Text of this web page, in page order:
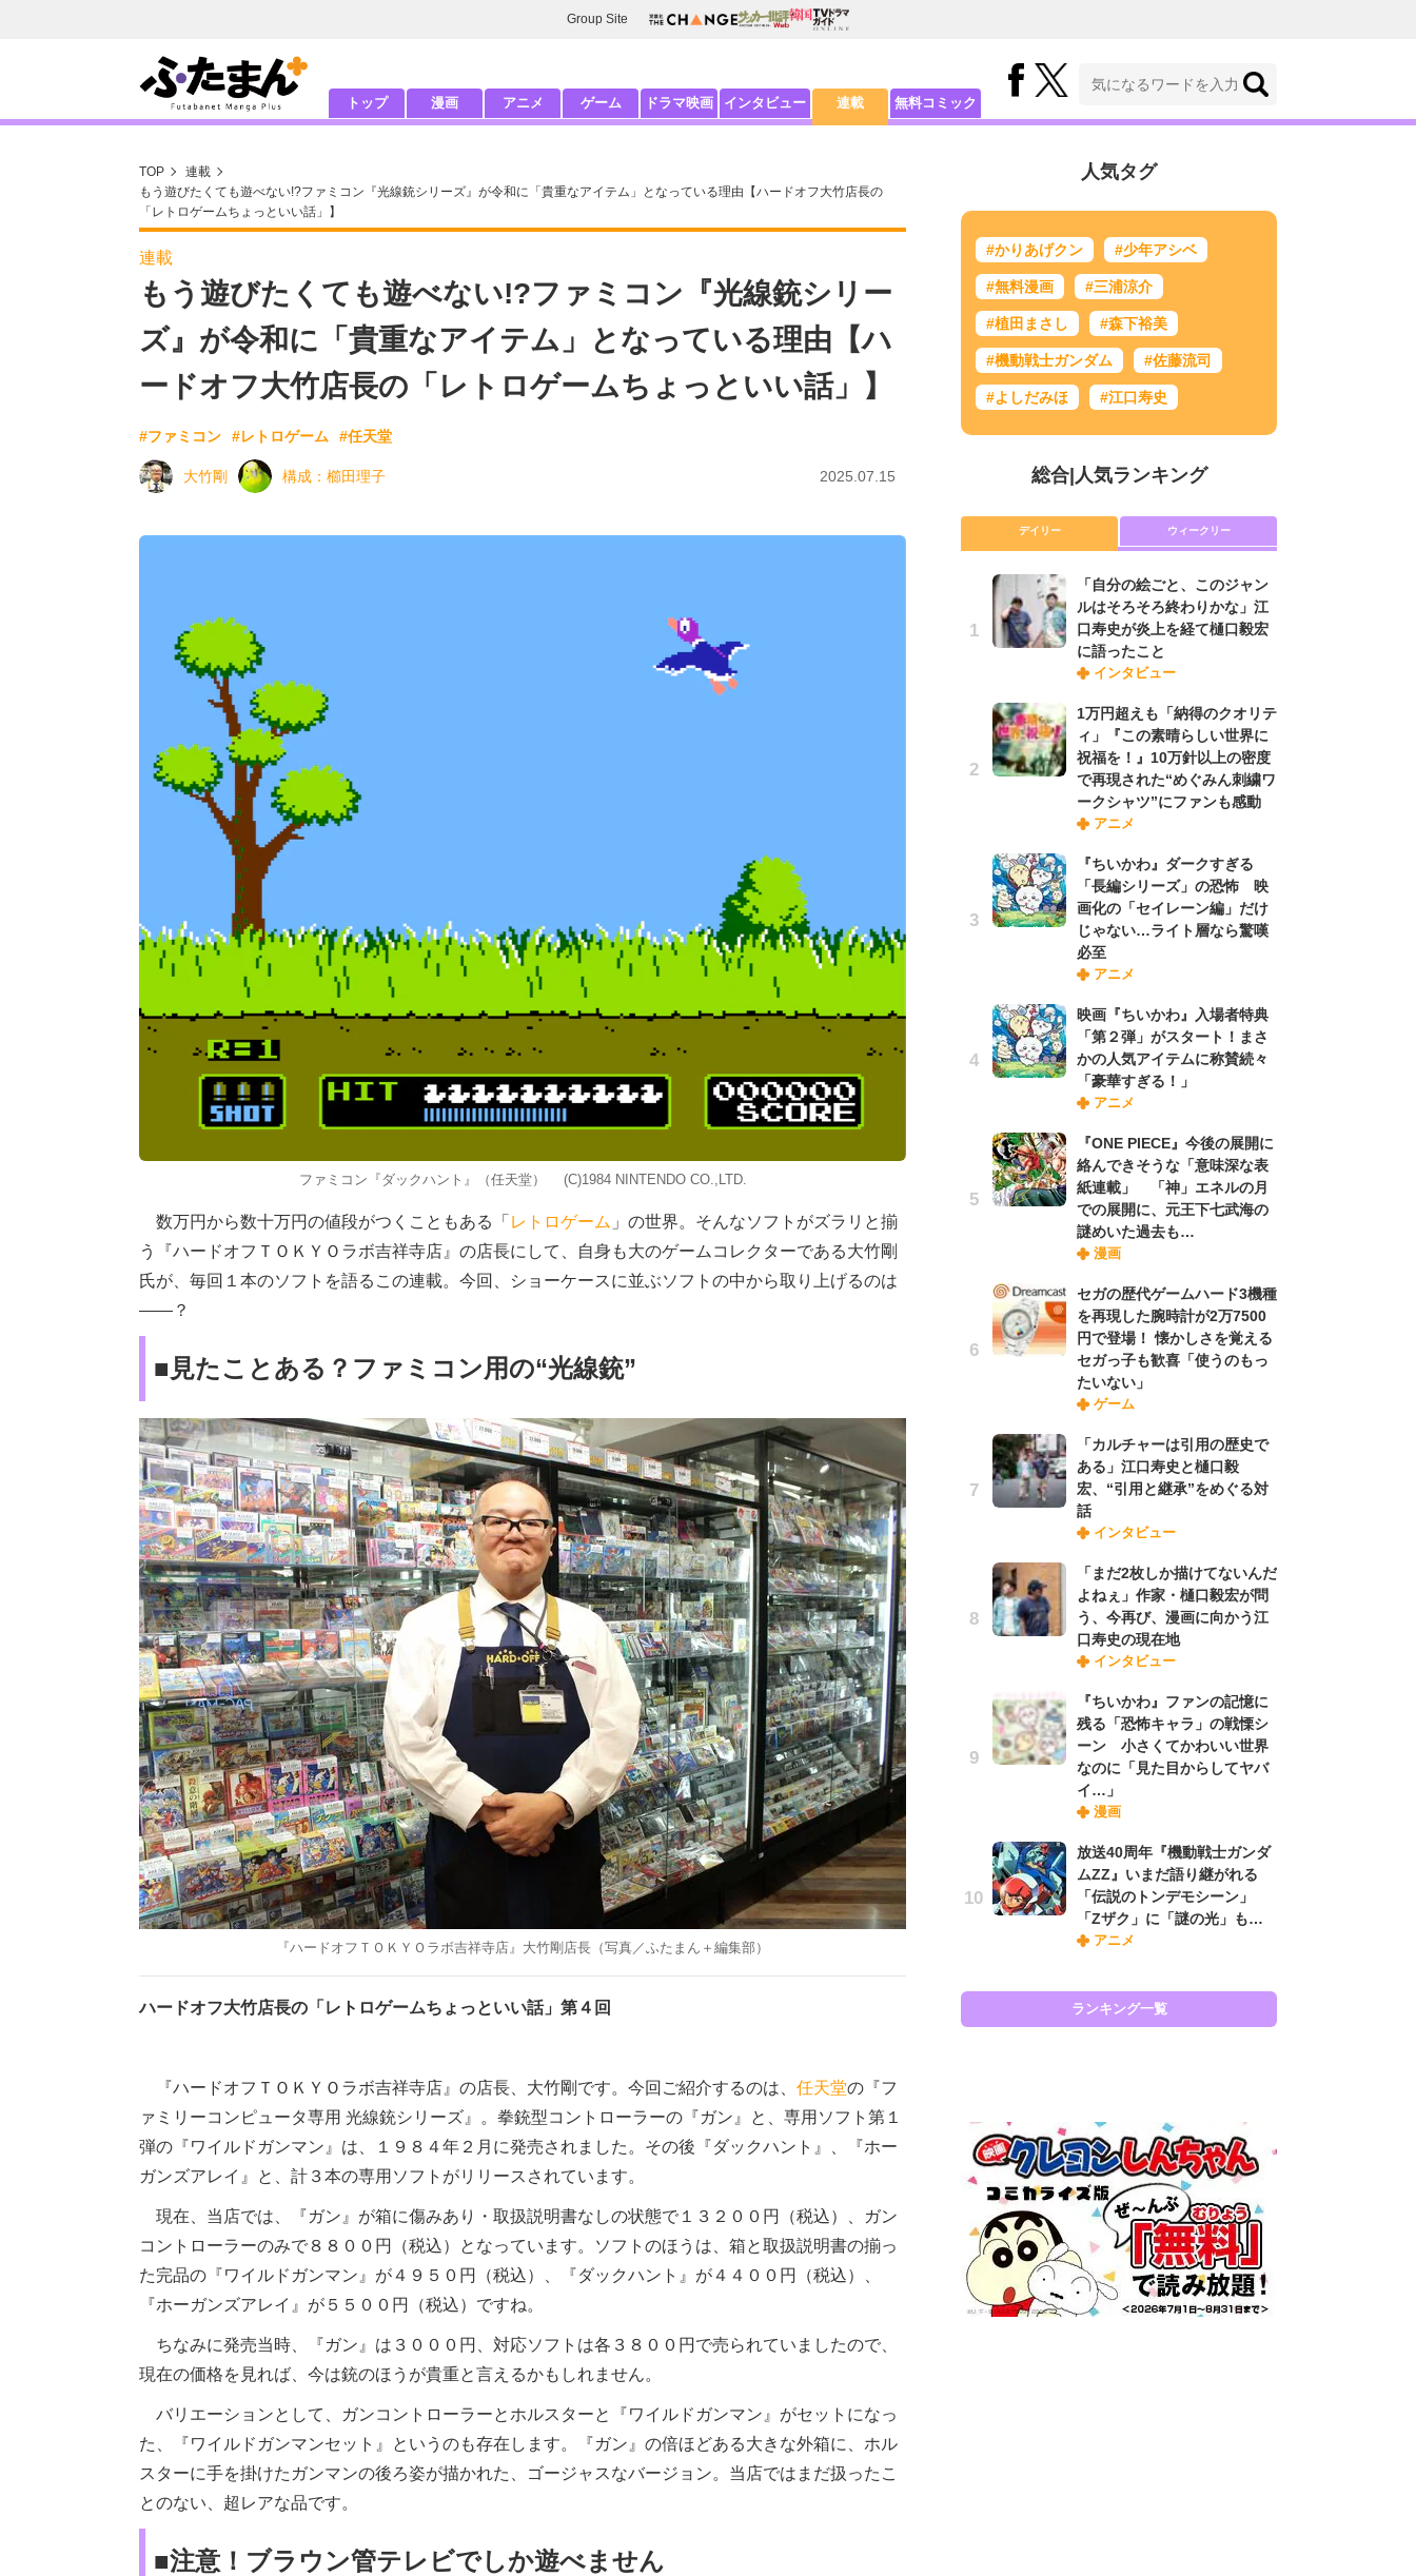
Group Site
トップ 漫画 アニメ ゲーム ドラマ映画 インタビュー 連載 無料コミック
TOP
連載
もう遊びたくても遊べない!?ファミコン『光線銃シリーズ』が令和に「貴重なアイテム」となっている理由【ハードオフ大竹店長の
「レトロゲームちょっといい話」】
連載
もう遊びたくても遊べない!?ファミコン『光線銃シリー
ズ』が令和に「貴重なアイテム」となっている理由【ハ
ードオフ大竹店長の「レトロゲームちょっといい話」】
#ファミコン #レトロゲーム #任天堂
大竹剛 構成： 櫛田理子 2025.07.15
ファミコン『ダックハント』（任天堂） (C)1984 NINTENDO CO.,LTD.
数万円から数十万円の値段がつくこともある「 レトロゲーム 」の世界。そんなソフトがズラリと揃
う『ハードオフＴＯＫＹＯラボ吉祥寺店』の店長にして、自身も大のゲームコレクターである大竹剛
氏が、毎回１本のソフトを語るこの連載。今回、ショーケースに並ぶソフトの中から取り上げるのは
――？
■見たことある？ファミコン用の“光線銃”
『ハードオフＴＯＫＹＯラボ吉祥寺店』大竹剛店長（写真／ふたまん＋編集部）
ハードオフ大竹店長の「レトロゲームちょっといい話」第４回
『ハードオフＴＯＫＹＯラボ吉祥寺店』の店長、大竹剛です。今回ご紹介するのは、 任天堂の『フ
ァミリーコンピュータ専用 光線銃シリーズ』。拳銃型コントローラーの『ガン』と、専用ソフト第１
弾の『ワイルドガンマン』は、１９８４年２月に発売されました。その後『ダックハント』、『ホー
ガンズアレイ』と、計３本の専用ソフトがリリースされています。
現在、当店では、『ガン』が箱に傷みあり・取扱説明書なしの状態で１３２００円（税込）、ガン
コントローラーのみで８８００円（税込）となっています。ソフトのほうは、箱と取扱説明書の揃っ
た完品の『ワイルドガンマン』が４９５０円（税込）、『ダックハント』が４４００円（税込）、
『ホーガンズアレイ』が５５００円（税込）ですね。
ちなみに発売当時、『ガン』は３０００円、対応ソフトは各３８００円で売られていましたので、
現在の価格を見れば、今は銃のほうが貴重と言えるかもしれません。
バリエーションとして、ガンコントローラーとホルスターと『ワイルドガンマン』がセットになっ
た、『ワイルドガンマンセット』というのも存在します。『ガン』の倍ほどある大きな外箱に、ホル
スターに手を掛けたガンマンの後ろ姿が描かれた、ゴージャスなバージョン。当店ではまだ扱ったこ
とのない、超レアな品です。
■注意！ブラウン管テレビでしか遊べません
人気タグ
#かりあげクン #少年アシベ
#無料漫画 #三浦涼介
#植田まさし #森下裕美
#機動戦士ガンダム #佐藤流司
#よしだみほ #江口寿史
総合| 人気ランキング
デイリー ウィークリー
「自分の絵ごと、このジャン
ルはそろそろ終わりかな」江
口寿史が炎上を経て樋口毅宏
に語ったこと
インタビュー
1万円超えも「納得のクオリテ
ィ」『この素晴らしい世界に
祝福を！』10万針以上の密度
で再現された“めぐみん刺繍ワ
ークシャツ”にファンも感動
アニメ
『ちいかわ』ダークすぎる
「長編シリーズ」の恐怖 映
画化の「セイレーン編」だけ
じゃない…ライト層なら驚嘆
必至
アニメ
映画『ちいかわ』入場者特典
「第２弾」がスタート！まさ
かの人気アイテムに称賛続々
「豪華すぎる！」
アニメ
『ONE PIECE』今後の展開に
絡んできそうな「意味深な表
紙連載」 「神」エネルの月
での展開に、元王下七武海の
謎めいた過去も…
漫画
セガの歴代ゲームハード3機種
を再現した腕時計が2万7500
円で登場！ 懐かしさを覚える
セガっ子も歓喜「使うのもっ
たいない」
ゲーム
「カルチャーは引用の歴史で
ある」江口寿史と樋口毅
宏、“引用と継承”をめぐる対
話
インタビュー
「まだ2枚しか描けてないんだ
よねぇ」作家・樋口毅宏が問
う、今再び、漫画に向かう江
口寿史の現在地
インタビュー
『ちいかわ』ファンの記憶に
残る「恐怖キャラ」の戦慄シ
ーン 小さくてかわいい世界
なのに「見た目からしてヤバ
イ…」
漫画
放送40周年『機動戦士ガンダ
ムZZ』いまだ語り継がれる
「伝説のトンデモシーン」
「Zザク」に「謎の光」も…
アニメ
ランキング一覧